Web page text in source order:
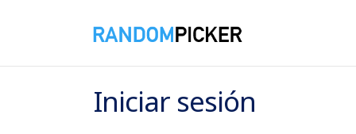
Iniciar sesión